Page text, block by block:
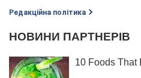
Редакційна політика